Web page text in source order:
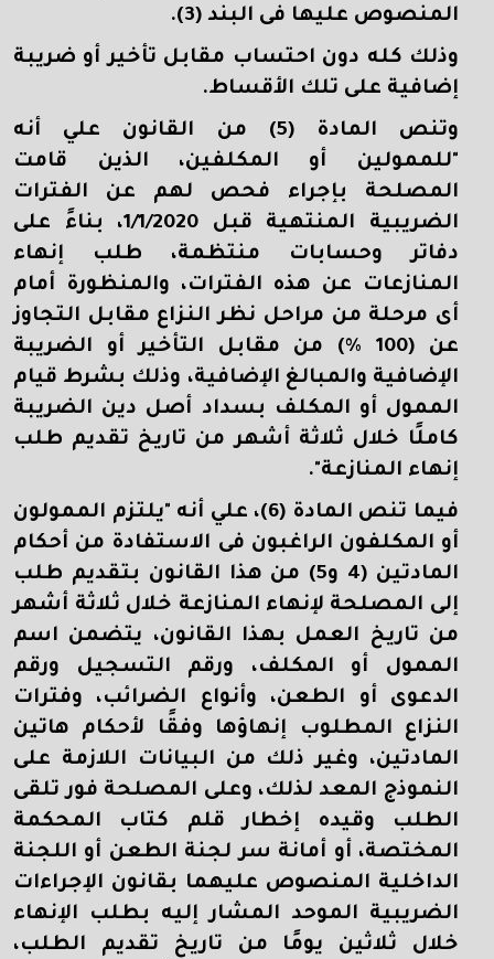
المنصوص عليها فى البند (3).
وذلك كله دون احتساب مقابل تأخير أو ضريبة
إضافية على تلك الأقساط.
وتنص المادة (5) من القانون علي أنه
"للممولين أو المكلفين، الذين قامت
المصلحة بإجراء فحص لهم عن الفترات
الضريبية المنتهية قبل 1/1/2020، بناءً على
دفاتر وحسابات منتظمة، طلب إنهاء
المنازعات عن هذه الفترات، والمنظورة أمام
أى مرحلة من مراحل نظر النزاع مقابل التجاوز
عن (100 %
) من مقابل التأخير أو الضريبة
الإضافية والمبالغ الإضافية، وذلك بشرط قيام
الممول أو المكلف بسداد أصل دين الضريبة
كاملًا خلال ثلاثة أشهر من تاريخ تقديم طلب
إنهاء المنازعة".
فيما تنص المادة (6)، علي أنه "يلتزم الممولون
أو المكلفون الراغبون فى الاستفادة من أحكام
المادتين (4 و5) من هذا القانون بتقديم طلب
إلى المصلحة لإنهاء المنازعة خلال ثلاثة أشهر
من تاريخ العمل بهذا القانون، يتضمن اسم
الممول أو المكلف، ورقم التسجيل ورقم
الدعوى أو الطعن، وأنواع الضرائب، وفترات
النزاع المطلوب إنهاؤها وفقًا لأحكام هاتين
المادتين، وغير ذلك من البيانات اللازمة على
النموذج المعد لذلك، وعلى المصلحة فور تلقى
الطلب وقيده إخطار قلم كتاب المحكمة
المختصة، أو أمانة سر لجنة الطعن أو اللجنة
الداخلية المنصوص عليهما بقانون الإجراءات
الضريبية الموحد المشار إليه بطلب الإنهاء
خلال ثلاثين يومًا من تاريخ تقديم الطلب،